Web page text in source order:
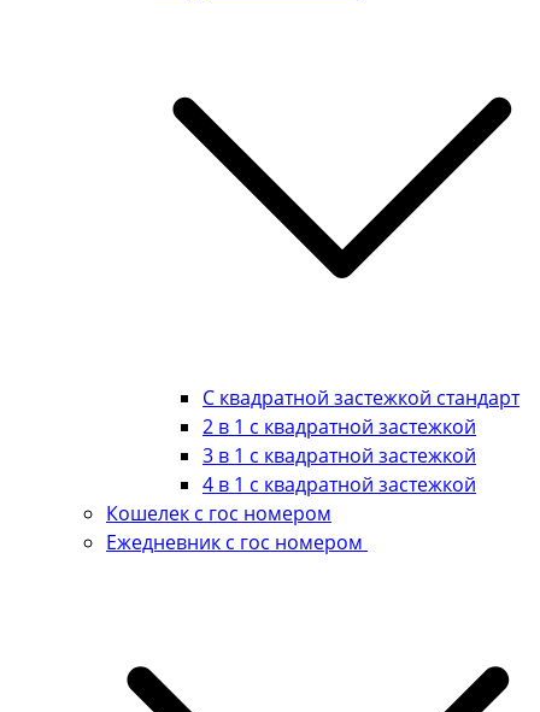
С квадратной застежкой стандарт
2 в 1 с квадратной застежкой
3 в 1 с квадратной застежкой
4 в 1 с квадратной застежкой
Кошелек с гос номером
Ежедневник с гос номером